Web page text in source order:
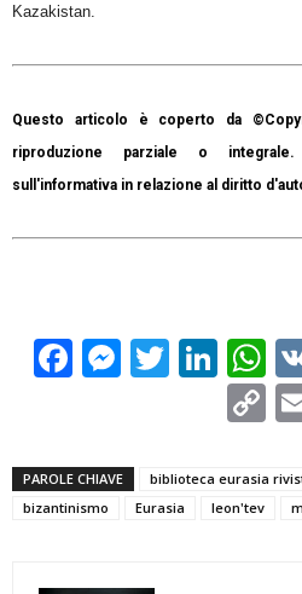
Kazakistan.
Questo articolo è coperto da
riproduzione parziale o
sull'informativa in relazione al diritto
Facebook
Twitter
PAROLE CHIAVE
biblioteca eurasia
bizantinismo
Eurasia leon'tev